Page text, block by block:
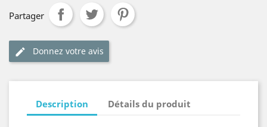
Partager
edit Donnez votre avis
Description Détails du produit